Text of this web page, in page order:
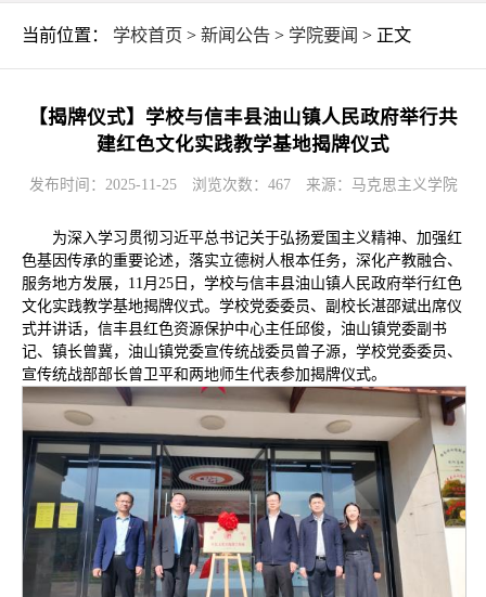
当前位置： 学校首页 > 新闻公告 > 学院要闻 > 正文
【揭牌仪式】学校与信丰县油山镇人民政府举行共
建红色文化实践教学基地揭牌仪式
发布时间：2025-11-25 浏览次数： 467 来源：马克思主义学院
为深入学习贯彻习近平总书记关于弘扬爱国主义精神、加强红
色基因传承的重要论述，落实立德树人根本任务，深化产教融合、
服务地方发展，11月25日，学校与信丰县油山镇人民政府举行红色
文化实践教学基地揭牌仪式。学校党委委员、副校长湛邵斌出席仪
式并讲话，信丰县红色资源保护中心主任邱俊，油山镇党委副书
记、镇长曾冀，油山镇党委宣传统战委员曾子源，学校党委委员、
宣传统战部部长曾卫平和两地师生代表参加揭牌仪式。